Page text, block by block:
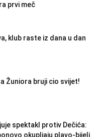
prvi meč
klub raste iz dana u dan
Žuniora bruji cio svijet!
spektakl protiv Dečića:
okupljaju plavo-bijeli